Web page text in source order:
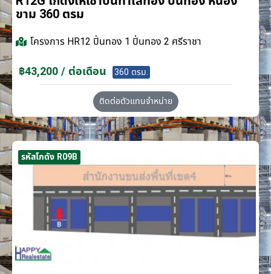
ขาม 360 ตรม
โครงการ HR12 ปิ่นทอง 1 ปิ่นทอง 2 ศรีราชา
฿43,200 / ต่อเดือน 360 ตรม.
ติดต่อตัวแทนจำหน่าย
รหัสโกดัง R09B